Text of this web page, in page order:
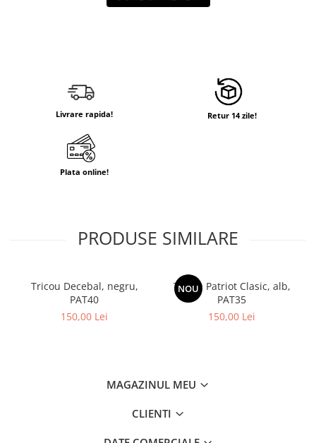
Livrare rapida! Retur 14 zile!
Plata online!
PRODUSE SIMILARE
Tricou Decebal, negru,
PAT40
150,00 Lei
NOU
Tricou Patriot Clasic, alb,
PAT35
150,00 Lei
MAGAZINUL MEU
CLIENTI